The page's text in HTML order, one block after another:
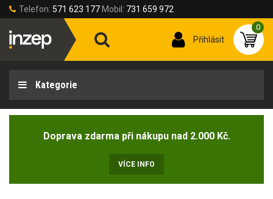
Telefon: 571 623 177 Mobil: 731 659 972
Přihlásit
0
Kategorie
Doprava zdarma při nákupu nad 2.000 Kč.
VÍCE INFO